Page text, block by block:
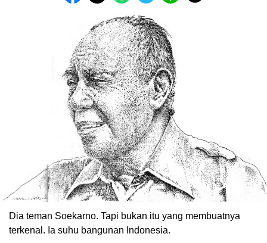
Dia teman Soekarno. Tapi bukan itu yang membuatnya
terkenal. Ia suhu bangunan Indonesia.